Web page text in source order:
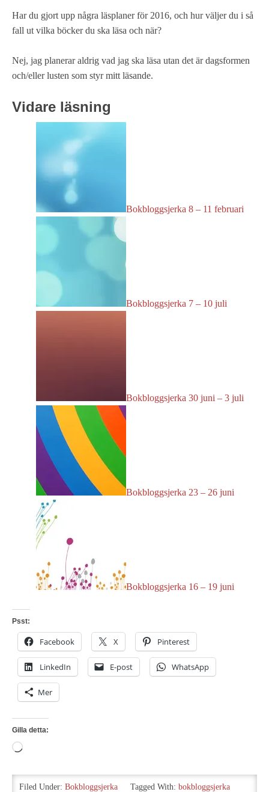
Har du gjort upp några läsplaner för 2016, och hur väljer du i så
fall ut vilka böcker du ska läsa och när?
Nej, jag planerar aldrig vad jag ska läsa utan det är dagsformen
och/eller lusten som styr mitt läsande.
Vidare läsning
Bokbloggsjerka 8 – 11 februari
Bokbloggsjerka 7 – 10 juli
Bokbloggsjerka 30 juni – 3 juli
Bokbloggsjerka 23 – 26 juni
Bokbloggsjerka 16 – 19 juni
Psst:
Facebook X Pinterest
LinkedIn E-post WhatsApp
Mer
Gilla detta:
Laddar
…
Filed Under: Bokbloggsjerka Tagged With: bokbloggsjerka